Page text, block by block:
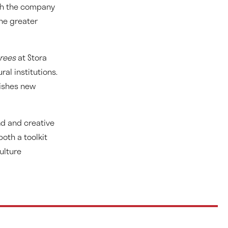
the company
greater
at Stora
institutions.
new
and creative
a toolkit